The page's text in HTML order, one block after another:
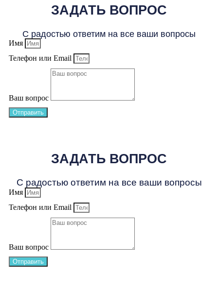
ЗАДАТЬ ВОПРОС
С радостью ответим на все ваши вопросы
Имя
Телефон или Email
Ваш вопрос
Отправить
ЗАДАТЬ ВОПРОС
С радостью ответим на все ваши вопросы
Имя
Телефон или Email
Ваш вопрос
Отправить